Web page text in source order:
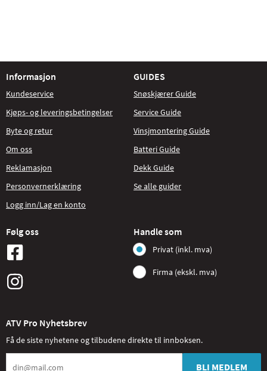
Informasjon
Kundeservice
Kjøps- og leveringsbetingelser
Byte og retur
Om oss
Reklamasjon
Personvernerklæring
Logg inn/Lag en konto
GUIDES
Snøskjærer Guide
Service Guide
Vinsjmontering Guide
Batteri Guide
Dekk Guide
Se alle guider
Følg oss Handle som
Privat (inkl. mva)
Firma (ekskl. mva)
ATV Pro Nyhetsbrev
Få de siste nyhetene og tilbudene direkte til innboksen.
BLI MEDLEM